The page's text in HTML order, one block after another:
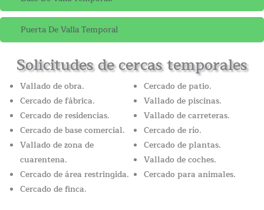
Puerta De Valla Temporal
Solicitudes de cercas temporales
Vallado de obra.
Cercado de fábrica.
Cercado de residencias.
Cercado de base comercial.
Vallado de zona de
cuarentena.
Cercado de área restringida.
Cercado de finca.
Cercado de patio.
Vallado de piscinas.
Vallado de carreteras.
Cercado de río.
Cercado de plantas.
Vallado de coches.
Cercado para animales.